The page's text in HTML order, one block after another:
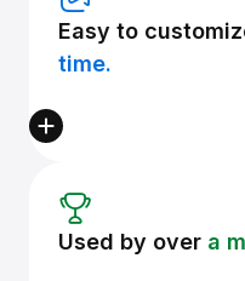
Easy to
time.
Used by over a